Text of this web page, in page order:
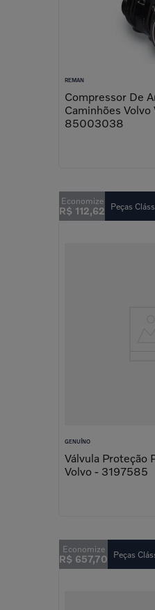
REMAN
Compressor De
Caminhões
85003038
R$ 112,62 Peças
GENUÍNO
Válvula Proteção
Volvo - 3197585
R$ 657,70 Peças